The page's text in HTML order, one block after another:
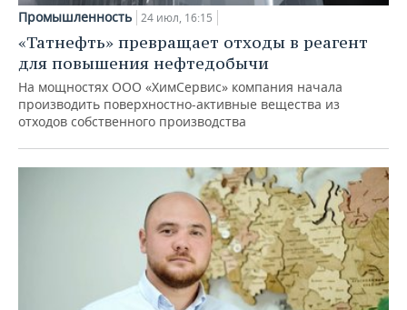
Промышленность 24 июл, 16:15
«Татнефть» превращает отходы в реагент
для повышения нефтедобычи
На мощностях ООО «ХимСервис» компания начала
производить поверхностно-активные вещества из
отходов собственного производства